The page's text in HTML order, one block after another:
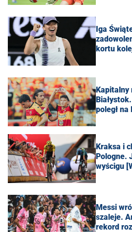
Iga
kortu
Kapitalny
poległ na
Kraksa i
Pologne.
wyścigu
Messi
szaleje.
rekord